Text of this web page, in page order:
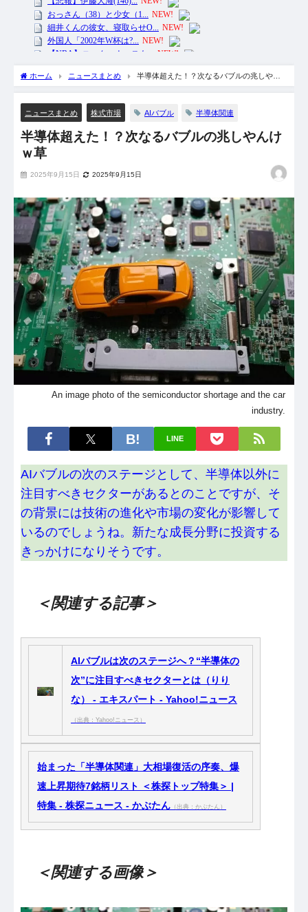
ホーム ニュースまとめ
半導体超えた！？次なるバブルの兆しやん
ニュースまとめ 株式市場 AIバブル 半導体関連
半導体超えた！？次なるバブルの兆しやんけ
ｗ草
2025年9月15日 2025年9月15日
An image photo of the semiconductor shortage and the car
industry.
LINE
AIバブルの次のステージとして、半導体以外に
注目すべきセクターがあるとのことですが、そ
の背景には技術の進化や市場の変化が影響して
いるのでしょうね。新たな成長分野に投資する
きっかけになりそうです。
＜関連する記事＞
AIバブルは次のステージへ？“半導体の
次”に注目すべきセクターとは（りり
な） - エキスパート - Yahoo!ニュース
（出典：Yahoo!ニュース）
始まった「半導体関連」大相場復活の序奏、爆
速上昇期待7銘柄リスト ＜株探トップ特集＞ |
特集 - 株探ニュース - かぶたん （出典：かぶたん）
＜関連する画像＞